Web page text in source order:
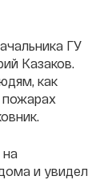
ГУ
Казаков.
как
пожарах
и увидел